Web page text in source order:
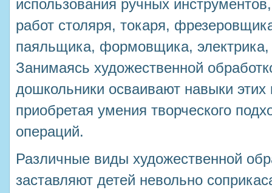
использования ручных
работ столяря, токаря,
паяльщика, формовщика, электрика,
Занимаясь художественной
дошкольники осваивают навыки
приобретая умения творческого
операций.
Различные виды художественной
заставляют детей невольно